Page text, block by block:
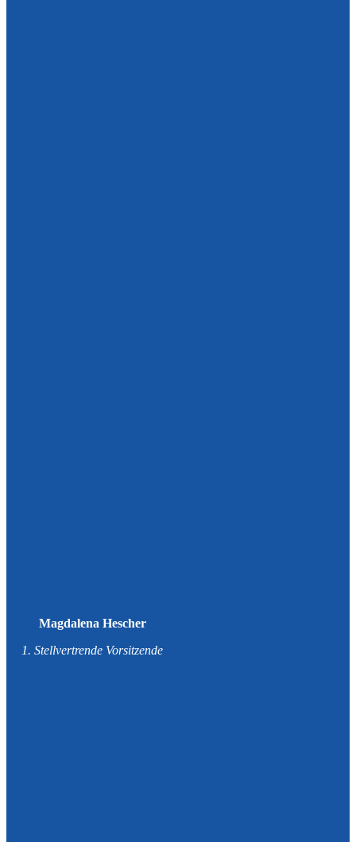
Magdalena Hescher
1. Stellvertrende Vorsitzende